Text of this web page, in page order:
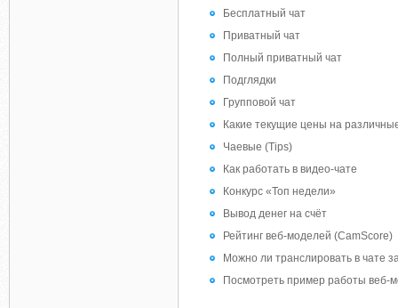
Бесплатный чат
Приватный чат
Полный приватный чат
Подглядки
Групповой чат
Какие текущие цены на
Чаевые (Tips)
Как работать в видео-чате
Конкурс «Топ недели»
Вывод денег на счёт
Рейтинг веб-моделей (CamScore)
Можно ли транслировать в чате
Посмотреть пример работы веб-